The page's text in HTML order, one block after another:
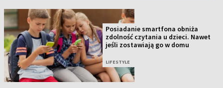
Posiadanie smartfona obniża
zdolność czytania u dzieci. Nawet
jeśli zostawiają go w domu
LIFESTYLE